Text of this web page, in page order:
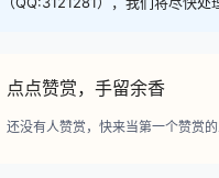
点点赞赏，手留余香
还没有人赞赏，快来当第一个赞赏的